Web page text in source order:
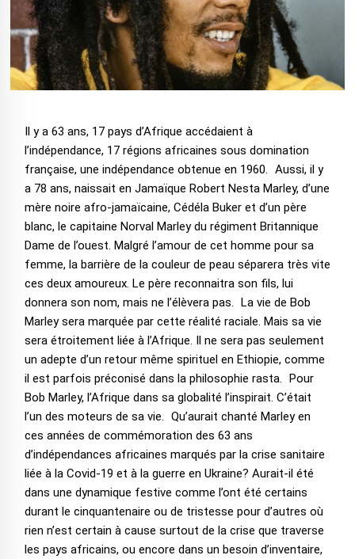
Il y a 63 ans, 17 pays d’Afrique accédaient à
l’indépendance, 17 régions africaines sous domination
française, une indépendance obtenue en 1960. Aussi, il y
a 78 ans, naissait en Jamaïque Robert Nesta Marley, d’une
mère noire afro-jamaïcaine, Cédéla Buker et d’un père
blanc, le capitaine Norval Marley du régiment Britannique
Dame de l’ouest. Malgré l’amour de cet homme pour sa
femme, la barrière de la couleur de peau séparera très vite
ces deux amoureux. Le père reconnaitra son fils, lui
donnera son nom, mais ne l’élèvera pas. La vie de Bob
Marley sera marquée par cette réalité raciale. Mais sa vie
sera étroitement liée à l’Afrique. Il ne sera pas seulement
un adepte d’un retour même spirituel en Ethiopie, comme
il est parfois préconisé dans la philosophie rasta. Pour
Bob Marley, l’Afrique dans sa globalité l’inspirait. C’était
l’un des moteurs de sa vie. Qu’aurait chanté Marley en
ces années de commémoration des 63 ans
d’indépendances africaines marqués par la crise sanitaire
liée à la Covid-19 et à la guerre en Ukraine? Aurait-il été
dans une dynamique festive comme l’ont été certains
durant le cinquantenaire ou de tristesse pour d’autres où
rien n’est certain à cause surtout de la crise que traverse
les pays africains, ou encore dans un besoin d’inventaire,